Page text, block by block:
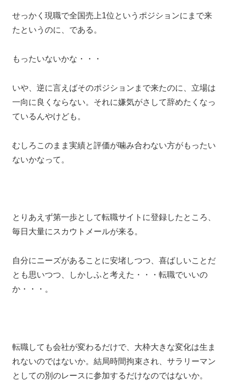
せっかく現職で全国売上1位というポジションにまで来
たというのに、である。
もったいないかな・・・
いや、逆に言えばそのポジションまで来たのに、立場は
一向に良くならない。それに嫌気がさして辞めたくなっ
ているんやけども。
むしろこのまま実績と評価が噛み合わない方がもったい
ないかなって。
とりあえず第一歩として転職サイトに登録したところ、
毎日大量にスカウトメールが来る。
自分にニーズがあることに安堵しつつ、喜ばしいことだ
とも思いつつ、しかしふと考えた・・・転職でいいの
か・・・。
転職しても会社が変わるだけで、大枠大きな変化は生ま
れないのではないか。結局時間拘束され、サラリーマン
としての別のレースに参加するだけなのではないか。